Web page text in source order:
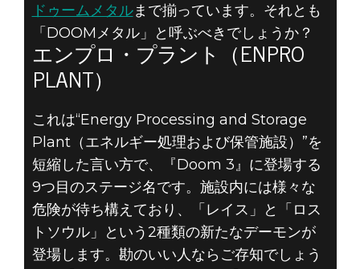
ドゥームメタルまで揃っています。それとも
「DOOMメタル」と呼ぶべきでしょうか？
エンプロ・プラント（ENPRO
PLANT）
これは“Energy Processing and Storage
Plant（エネルギー処理および保管施設）”を
短縮した言い方で、『Doom 3』に登場する
9つ目のステージ名です。施設内には様々な
危険が待ち構えており、「レイス」と「ロス
トソウル」という2種類の新たなデーモンが
登場します。勘のいい人ならご存知でしょう